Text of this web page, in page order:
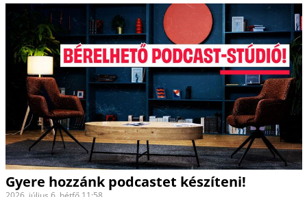
Gyere hozzánk podcastet készíteni!